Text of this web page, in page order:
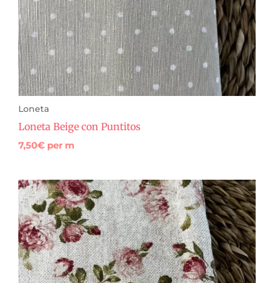
Loneta
Loneta Beige con Puntitos
7,50€ per m